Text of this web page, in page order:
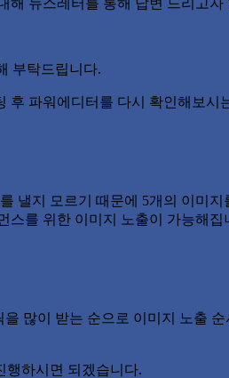
부탁드립니다.
파워에디터를 다시 확인해보시
낼지 모르기 때문에 5개의 이미지
스를 위한 이미지 노출이 가능해집
많이 받는 순으로 이미지 노출 순
행하시면 되겠습니다.